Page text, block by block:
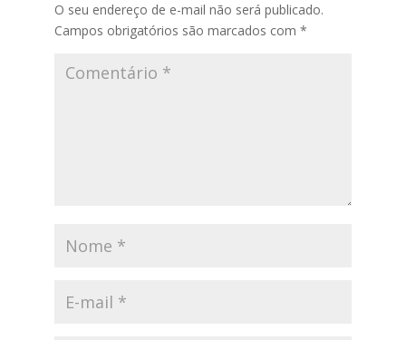
O seu endereço de e-mail não será publicado.
Campos obrigatórios são marcados com *